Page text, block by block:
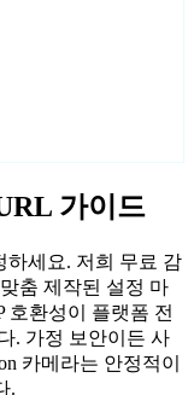
가이드
하세요. 저희 무료 감
춤 제작된 설정 마
호환성이 플랫폼 전
. 가정 보안이든 사
카메라는 안정적이
.